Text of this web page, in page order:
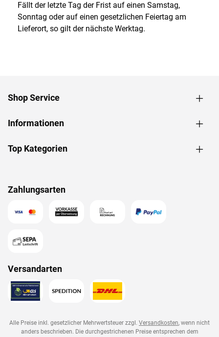
Fällt der letzte Tag der Frist auf einen Samstag,
Sonntag oder auf einen gesetzlichen Feiertag am
Lieferort, so gilt der nächste Werktag.
Shop Service
Informationen
Top Kategorien
Zahlungsarten
Versandarten
Alle Preise inkl. gesetzlicher Mehrwertsteuer zzgl. Versandkosten, wenn nicht
anders beschrieben. Die durchgestrichenen Preise entsprechen dem